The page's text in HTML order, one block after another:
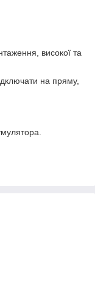
високої та
на пряму,